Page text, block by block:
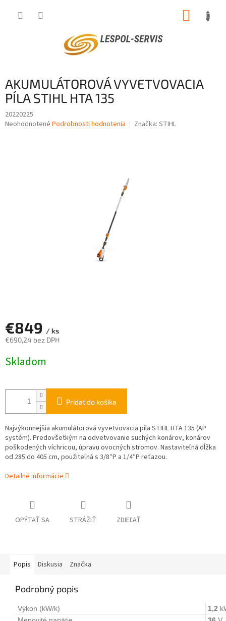
AKUMULÁTOROVÁ VYVETVOVACIA
PÍLA STIHL HTA 135
20220225
Priemerné
Neohodnotené Podrobnosti hodnotenia Značka: STIHL
€849 / ks
€690,24 bez DPH
cena:
Skladom
Pridať do košíka
Najvýkonnejšia akumulátorová vyvetvovacia píla STIHL HTA 135 (AP
systém). Predovšetkým na odvetvovanie suchých konárov, konárov
poškodených víchricou, úpravu ovocných stromov. Nastaviteľná dĺžka
od 285 do 405 cm, použiteľná s 3/8″P a 1/4″P reťazou.
Detailné informácie
OPÝTAŤ SA STRÁŽIŤ ZDIEĽAŤ
Popis Diskusia Značka
Podrobný popis
Výkon (kW/k) 1,2